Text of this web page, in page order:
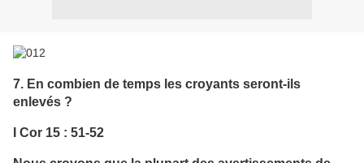
7. En combien de temps les croyants seront-ils
enlevés ?
I Cor 15 : 51-52